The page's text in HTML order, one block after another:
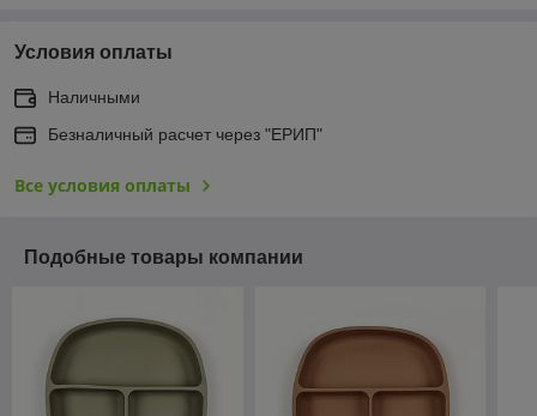
Условия оплаты
Наличными
Безналичный расчет через "ЕРИП"
Все условия оплаты
Подобные товары компании